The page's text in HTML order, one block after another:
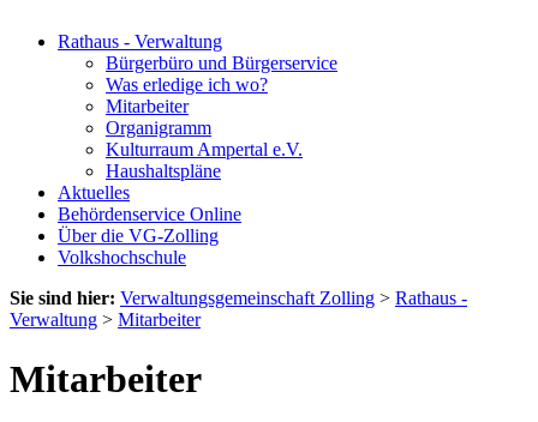
Rathaus - Verwaltung
Bürgerbüro und Bürgerservice
Was erledige ich wo?
Mitarbeiter
Organigramm
Kulturraum Ampertal e.V.
Haushaltspläne
Aktuelles
Behördenservice Online
Über die VG-Zolling
Volkshochschule
Sie sind hier: Verwaltungsgemeinschaft Zolling > Rathaus -
Verwaltung > Mitarbeiter
Mitarbeiter